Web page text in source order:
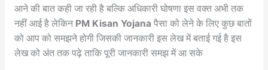
आने की बात कही जा रही है बल्कि अधिकारी घोषणा इस वक्त अभी तक
नहीं आई है लेकिन PM Kisan Yojana पैसा को लेने के लिए कुछ बातों
को आप को समझने होगी जिसकी जानकारी इस लेख में बताई गई है इस
लेख को अंत तक पढ़े ताकि पूरी जानकारी समझ में आ सके